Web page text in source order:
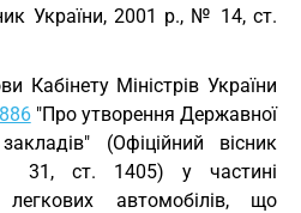
України, 2001 р., № 14, ст.
Кабінету Міністрів України
"Про утворення Державної
(Офіційний вісник
31, ст. 1405) у частині
легкових автомобілів, що